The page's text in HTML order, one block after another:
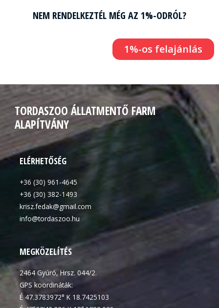
NEM RENDELKEZTÉL MÉG AZ 1%-ODRÓL?
1%-os felajánlás
TORDASZOO ÁLLATMENTŐ FARM
ALAPÍTVÁNY
ELÉRHETŐSÉG
+36 (30) 961-4645
+36 (30) 382-1493
krisz.fedak@gmail.com
info@tordaszoo.hu
MEGKÖZELÍTÉS
2464 Gyúró, Hrsz. 044/2.
GPS koordináták:
É 47.3783972° K 18.7425103